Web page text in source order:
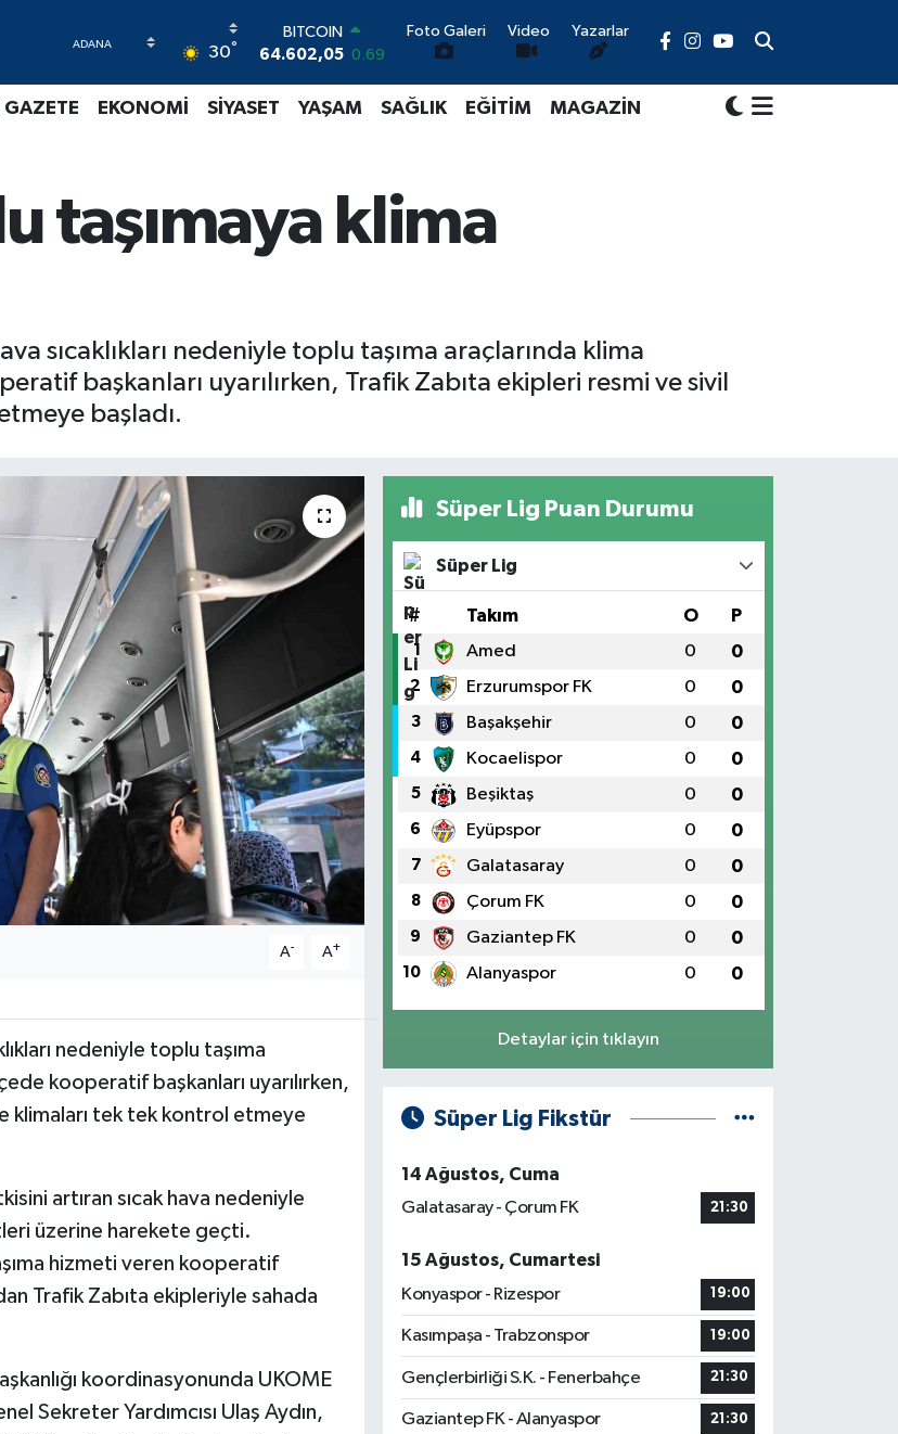
30°
DOLAR
47,5986 0.06
55,0700 0.1
0.32
BİST100
13.768
48
Foto Galeri Video Yazarlar
GAZETE EKONOMİ SİYASET YAŞAM SAĞLIK EĞİTİM MAGAZİN
taşımaya klima
sıcaklıkları nedeniyle toplu taşıma araçlarında klima
başkanları uyarılırken, Trafik Zabıta ekipleri resmi ve sivil
başladı.
A- A+
nedeniyle toplu taşıma
kooperatif başkanları uyarılırken,
klimaları tek tek kontrol etmeye
artıran sıcak hava nedeniyle
üzerine harekete geçti.
hizmeti veren kooperatif
Trafik Zabıta ekipleriyle sahada
koordinasyonunda UKOME
Sekreter Yardımcısı Ulaş Aydın,
Süper Lig Puan Durumu
Süper Lig
# Takım O P
1 Amed 0 0
2 Erzurumspor FK 0 0
3 Başakşehir 0 0
4 Kocaelispor 0 0
5 Beşiktaş 0 0
6 Eyüpspor 0 0
7 Galatasaray 0 0
8 Çorum FK 0 0
9 Gaziantep FK 0 0
10 Alanyaspor 0 0
Detaylar için tıklayın
Süper Lig Fikstür
14 Ağustos, Cuma
Galatasaray - Çorum FK
21:30
15 Ağustos, Cumartesi
Konyaspor - Rizespor
19:00
Kasımpaşa - Trabzonspor 19:00
Gençlerbirliği S.K. - Fenerbahçe 21:30
Gaziantep FK - Alanyaspor 21:30